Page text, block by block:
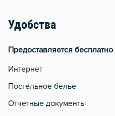
Удобства
Предоставляется бесплатно
Интернет
Постельное белье
Отчетные документы